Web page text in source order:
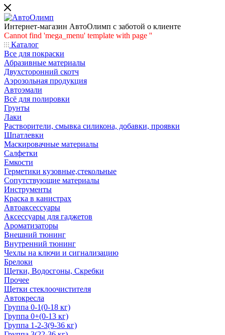
Интернет-магазин АвтоОлимп с заботой о клиенте
Cannot find 'mega_menu' template with page ''
Каталог
Все для покраски
Абразивные материалы
Двухсторонний скотч
Аэрозольная продукция
Автоэмали
Всё для полировки
Грунты
Лаки
Растворители, смывка силикона, добавки, проявки
Шпатлевки
Маскировачные материалы
Салфетки
Емкости
Герметики кузовные,стекольные
Сопутствующие материалы
Инструменты
Краска в канистрах
Автоаксессуары
Аксессуары для гаджетов
Ароматизаторы
Внешний тюнинг
Внутренний тюнинг
Чехлы на ключи и сигнализацию
Брелоки
Щетки, Водосгоны, Скребки
Прочее
Щетки стеклоочистителя
Автокресла
Группа 0-1(0-18 кг)
Группа 0+(0-13 кг)
Группа 1-2-3(9-36 кг)